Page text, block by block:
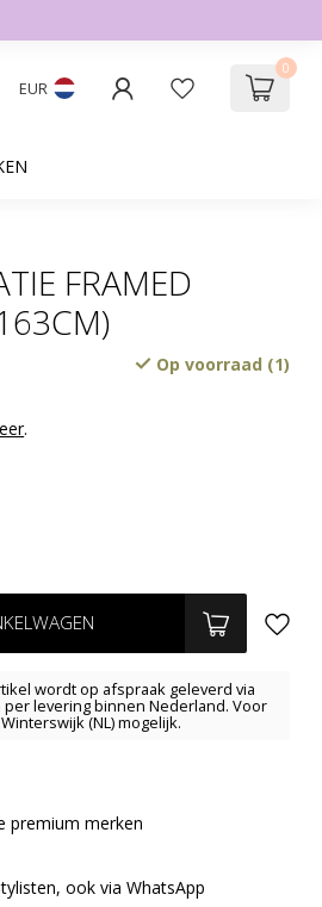
EUR
0
FRAMED
Op voorraad (1)
.
wordt op afspraak geleverd via
levering binnen Nederland. Voor
(NL) mogelijk.
premium merken
ook via WhatsApp